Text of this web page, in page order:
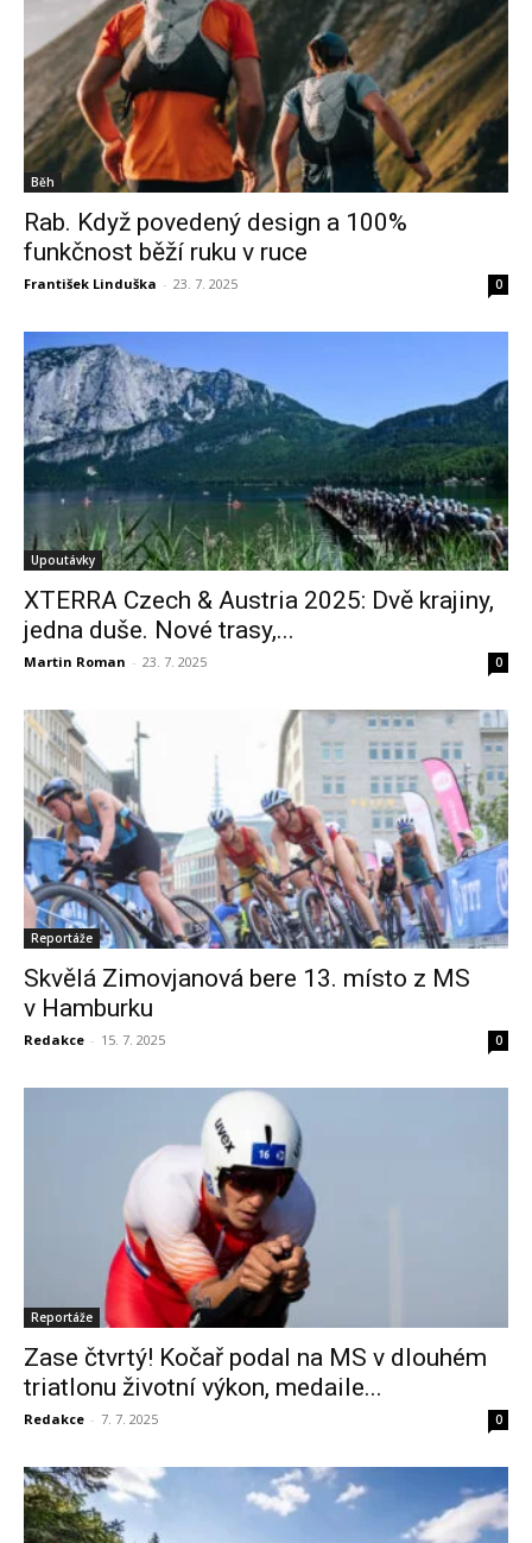
Běh
Rab. Když povedený design a 100%
funkčnost běží ruku v ruce
František Linduška - 23. 7. 2025 0
Upoutávky
XTERRA Czech & Austria 2025: Dvě krajiny,
jedna duše. Nové trasy,...
Martin Roman - 23. 7. 2025 0
Reportáže
Skvělá Zimovjanová bere 13. místo z MS
v Hamburku
Redakce - 15. 7. 2025 0
Reportáže
Zase čtvrtý! Kočař podal na MS v dlouhém
triatlonu životní výkon, medaile...
Redakce - 7. 7. 2025 0